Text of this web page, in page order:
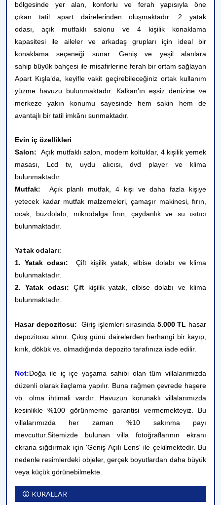
bölgesinde yer alan, konforlu ve ferah yapısıyla öne
çıkan tatil apart dairelerinden oluşmaktadır. 2 yatak
odası, açık mutfaklı salonu ve 4 kişilik konaklama
kapasitesi ile aileler ve arkadaş grupları için ideal bir
konaklama seçeneği sunar. Geniş ve yeşil alanlara
sahip büyük bahçesi ile misafirlerine ferah bir ortam sağlayan
Apart Kışla’da, keyifle vakit geçirebileceğiniz ortak kullanım
yüzme havuzu bulunmaktadır. Kalkan’ın eşsiz denizine ve
merkeze yakın konumu sayesinde hem sakin hem de
avantajlı bir tatil imkânı sunmaktadır.
Evin iç özellikleri
Salon: Açık mutfaklı salon, modern koltuklar, 4 kişilik yemek
masası, Lcd tv, uydu alıcısı, dvd player ve klima
bulunmaktadır.
Mutfak: Açık planlı mutfak, 4 kişi ve daha fazla kişiye
yetecek kadar mutfak malzemeleri, çamaşır makinesi, fırın,
ocak, buzdolabı, mikrodalga fırın, çaydanlık ve su ısıtıcı
bulunmaktadır.
Yatak odaları:
1. Yatak odası: Çift kişilik yatak, elbise dolabı ve klima
bulunmaktadır.
2. Yatak odası:
Çift kişilik yatak, elbise dolabı ve klima
bulunmaktadır.
Hasar depozitosu: Giriş işlemleri sırasında 5.000 TL hasar
depozitosu alınır. Çıkış günü dairelerden herhangi bir kayıp,
kırık, dökük vs. olmadığında depozito tarafınıza iade edilir.
Not:Doğa ile iç içe yaşama sahibi olan tüm villalarımızda
düzenli olarak ilaçlama yapılır. Buna rağmen çevrede haşere
vb. olma ihtimali vardır. Havuzun korunaklı villalarımızda
kesinlikle %100 görünmeme garantisi vermemekteyiz. Bu
villalarımızda her zaman %10 sakınma payı
mevcuttur.Sitemizde bulunan villa fotoğraflarının ekranı
ekrana sığdırmak için 'Geniş Açılı Lens' ile çekilmektedir. Bu
nedenle resimlerdeki objeler, gerçek boyutlardan daha büyük
veya küçük görünebilmekte.
KURALLAR